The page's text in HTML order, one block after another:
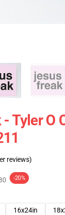
Tyler O
reviews)
-20%
16x24in